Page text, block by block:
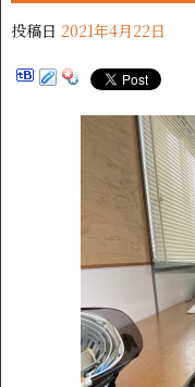
投稿日 2021年4月22日